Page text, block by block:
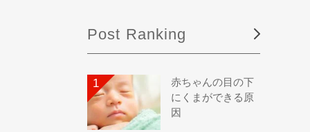
Post Ranking
赤ちゃんの目の下
にくまができる原
因